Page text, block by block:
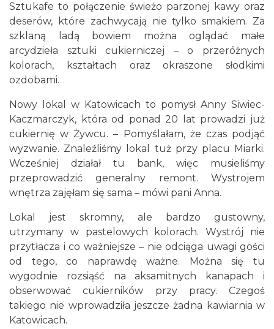
Sztukafe to połączenie świeżo parzonej kawy oraz
deserów, które zachwycają nie tylko smakiem. Za
szklaną ladą bowiem można oglądać małe
arcydzieła sztuki cukierniczej – o przeróżnych
kolorach, kształtach oraz okraszone słodkimi
ozdobami.
Nowy lokal w Katowicach to pomysł Anny Siwiec-
Kaczmarczyk, która od ponad 20 lat prowadzi już
cukiernię w Żywcu. – Pomyślałam, że czas podjąć
wyzwanie. Znaleźliśmy lokal tuż przy placu Miarki.
Wcześniej działał tu bank, więc musieliśmy
przeprowadzić generalny remont. Wystrojem
wnętrza zajęłam się sama – mówi pani Anna.
Lokal jest skromny, ale bardzo gustowny,
utrzymany w pastelowych kolorach. Wystrój nie
przytłacza i co ważniejsze – nie odciąga uwagi gości
od tego, co naprawdę ważne. Można się tu
wygodnie rozsiąść na aksamitnych kanapach i
obserwować cukierników przy pracy. Czegoś
takiego nie wprowadziła jeszcze żadna kawiarnia w
Katowicach.